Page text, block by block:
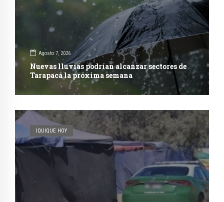
Agosto 7, 2026
Nuevas lluvias podrían alcanzar sectores de
Tarapacá la próxima semana
IQUIQUE HOY